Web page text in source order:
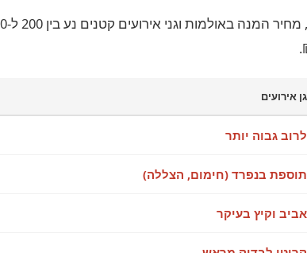
גן אירועים
לרוב גבוה יותר
תוספת בנפרד (חימום, הצללה)
אביב וקיץ בעיקר